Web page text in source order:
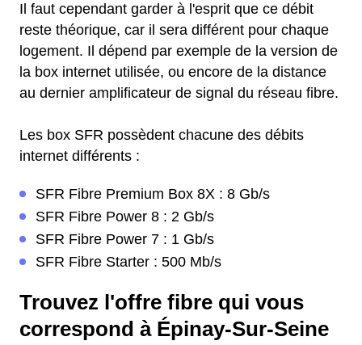
Il faut cependant garder à l'esprit que ce débit
reste théorique, car il sera différent pour chaque
logement. Il dépend par exemple de la version de
la box internet utilisée, ou encore de la distance
au dernier amplificateur de signal du réseau fibre.
Les box SFR possèdent chacune des débits
internet différents :
SFR Fibre Premium Box 8X : 8 Gb/s
SFR Fibre Power 8 : 2 Gb/s
SFR Fibre Power 7 : 1 Gb/s
SFR Fibre Starter : 500 Mb/s
Trouvez l'offre fibre qui vous
correspond à Épinay-Sur-Seine